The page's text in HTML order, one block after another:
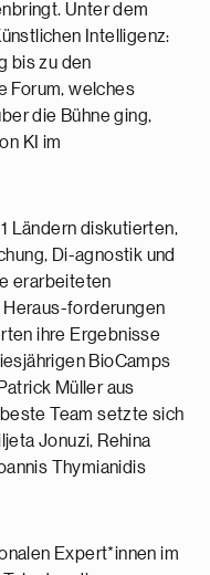
Unter dem
Intelligenz:
bis zu den
Forum, welches
die Bühne ging,
KI im
Ländern diskutierten,
Di-agnostik und
erarbeiteten
forderungen
ihre Ergebnisse
BioCamps
Müller aus
Team setzte sich
Jonuzi, Rehina
Thymianidis
Expert*innen im